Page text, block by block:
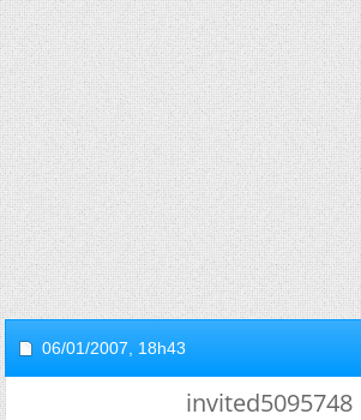
06/01/2007, 18h43
invited5095748